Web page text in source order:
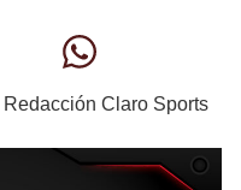
Redacción Claro Sports